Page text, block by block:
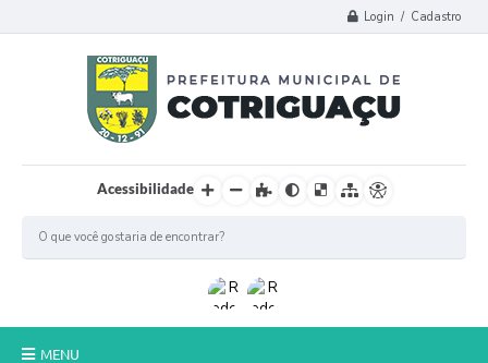
Login / Cadastro
Acessibilidade
MENU